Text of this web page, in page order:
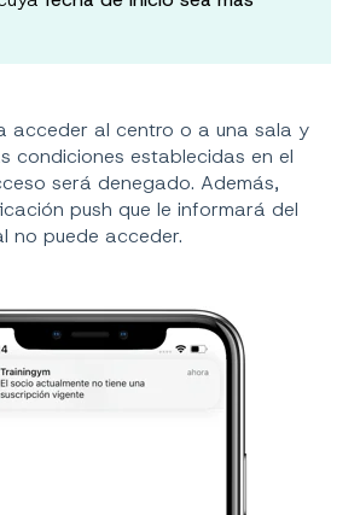
acceder al centro o a una sala y
condiciones establecidas en el
será denegado. Además,
push que le informará del
no puede acceder.